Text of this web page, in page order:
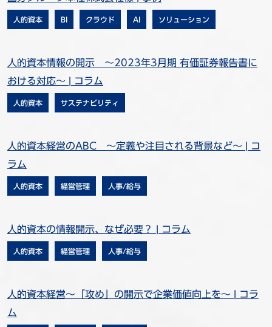
人的資本 BI クラウド AI ソリューション
人的資本情報の開示 ～2023年3月期 有価証券報告書に
おける対応～ | コラム
人的資本 サステナビリティ
人的資本経営のABC ～定義や注目される背景など～ | コ
ラム
人的資本 経営管理 人事/給与
人的資本の情報開示、なぜ必要？ | コラム
人的資本 経営管理 人事/給与
人的資本経営～「攻め」の開示で企業価値向上を～ | コラ
ム